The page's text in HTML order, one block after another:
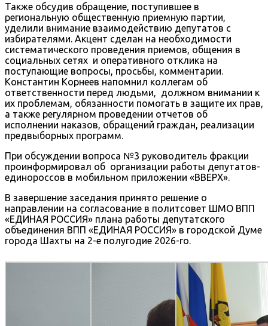
Также обсудив обращение, поступившее в
региональную общественную приемную партии,
уделили внимание взаимодействию депутатов с
избирателями. Акцент сделан на необходимости
систематического проведения приемов, общения в
социальных сетях и оперативного отклика на
поступающие вопросы, просьбы, комментарии.
Константин Корнеев напомнил коллегам об
ответственности перед людьми, должном внимании к
их проблемам, обязанности помогать в защите их прав,
а также регулярном проведении отчетов об
исполнении наказов, обращений граждан, реализации
предвыборных программ.
При обсуждении вопроса №3 руководитель фракции
проинформировал об организации работы депутатов-
единороссов в мобильном приложении «ВВЕРХ».
В завершение заседания принято решение о
направлении на согласование в политсовет ШМО ВПП
«ЕДИНАЯ РОССИЯ» плана работы депутатского
объединения ВПП «ЕДИНАЯ РОССИЯ» в городской Думе
города Шахты на 2-е полугодие 2026-го.